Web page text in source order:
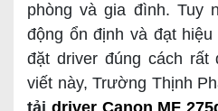
phòng và gia đình. Tuy
động ổn định và đạt
đặt driver đúng cách rất
viết này, Trường Thịnh
tải driver Canon MF